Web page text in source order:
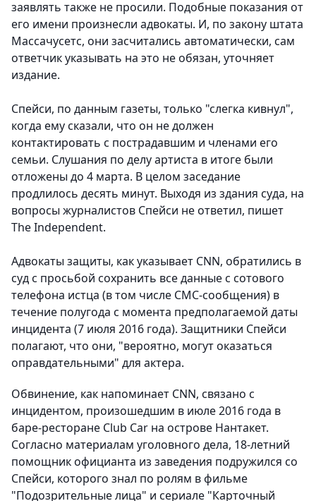
заявлять также не просили. Подобные показания от
его имени произнесли адвокаты. И, по закону штата
Массачусетс, они засчитались автоматически, сам
ответчик указывать на это не обязан, уточняет
издание.
Спейси, по данным газеты, только "слегка кивнул",
когда ему сказали, что он не должен
контактировать с пострадавшим и членами его
семьи. Слушания по делу артиста в итоге были
отложены до 4 марта. В целом заседание
продлилось десять минут. Выходя из здания суда, на
вопросы журналистов Спейси не ответил, пишет
The Independent.
Адвокаты защиты, как указывает CNN, обратились в
суд с просьбой сохранить все данные с сотового
телефона истца (в том числе СМС-сообщения) в
течение полугода с момента предполагаемой даты
инцидента (7 июля 2016 года). Защитники Спейси
полагают, что они, "вероятно, могут оказаться
оправдательными" для актера.
Обвинение, как напоминает CNN, связано с
инцидентом, произошедшим в июле 2016 года в
баре-ресторане Club Car на острове Нантакет.
Согласно материалам уголовного дела, 18-летний
помощник официанта из заведения подружился со
Спейси, которого знал по ролям в фильме
"Подозрительные лица"​ и сериале "Карточный